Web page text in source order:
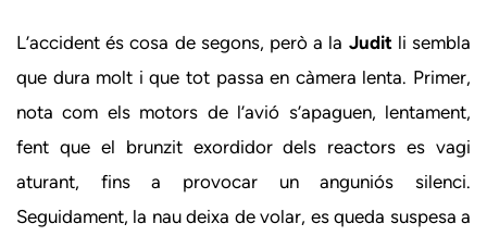
L’accident és cosa de segons, però a la Judit li sembla
que dura molt i que tot passa en càmera lenta. Primer,
nota com els motors de l’avió s’apaguen, lentament,
fent que el brunzit exordidor dels reactors es vagi
aturant, fins a provocar un anguniós silenci.
Seguidament, la nau deixa de volar, es queda suspesa a